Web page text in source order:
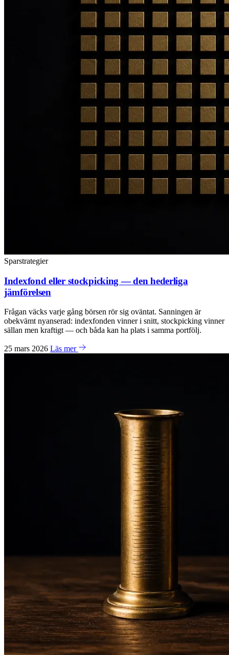
Sparstrategier
Indexfond eller stockpicking — den hederliga
jämförelsen
Frågan väcks varje gång börsen rör sig oväntat. Sanningen är
obekvämt nyanserad: indexfonden vinner i snitt, stockpicking vinner
sällan men kraftigt — och båda kan ha plats i samma portfölj.
25 mars 2026 Läs mer